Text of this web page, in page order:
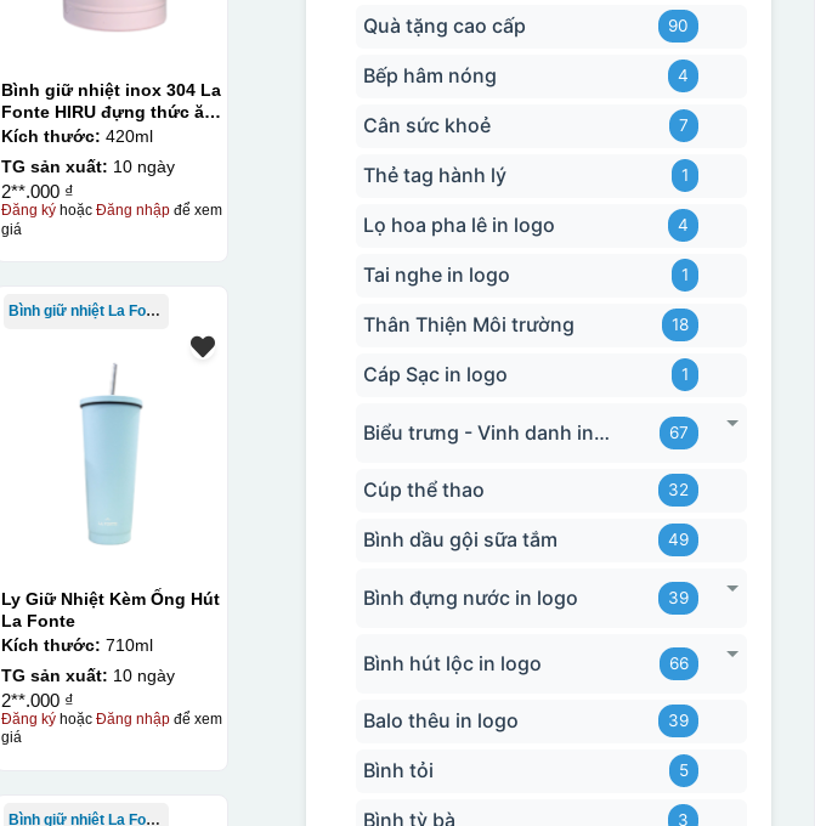
Bình giữ nhiệt inox 304 La
Fonte HIRU đựng thức ăn
420 ml – 012348
Kích thước: 420ml
TG sản xuất: 10 ngày
2**.000 ₫
Đăng ký hoặcĐăng nhập để xem
giá
Bình giữ nhiệt La Fonte
Ly Giữ Nhiệt Kèm Ống Hút
La Fonte
Kích thước: 710ml
TG sản xuất: 10 ngày
2**.000 ₫
Đăng ký hoặcĐăng nhập để xem
giá
Bình giữ nhiệt La Fonte
Quà tặng cao cấp 90
Bếp hâm nóng 4
Cân sức khoẻ 7
Thẻ tag hành lý 1
Lọ hoa pha lê in logo 4
Tai nghe in logo 1
Thân Thiện Môi trường 18
Cáp Sạc in logo 1
Biểu trưng - Vinh danh in logo 67
Cúp thể thao 32
Bình dầu gội sữa tắm 49
Bình đựng nước in logo 39
Bình hút lộc in logo 66
Balo thêu in logo 39
Bình tỏi 5
Bình tỳ bà 3